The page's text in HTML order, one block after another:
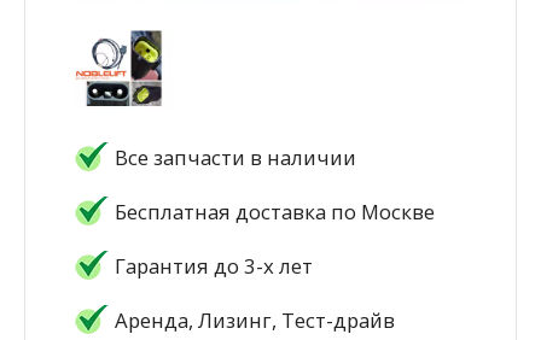
Все запчасти в наличии
Бесплатная доставка по Москве
Гарантия до 3-х лет
Аренда, Лизинг, Тест-драйв